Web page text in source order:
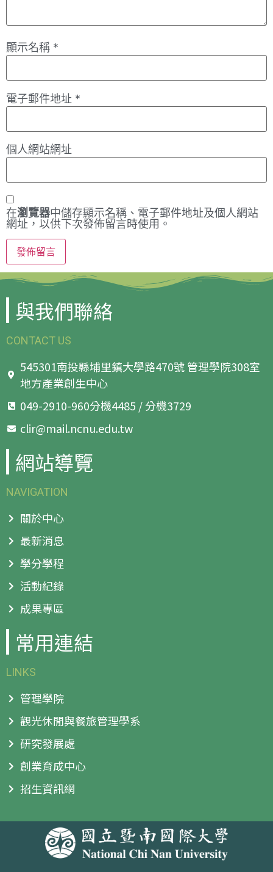
顯示名稱 *
電子郵件地址 *
個人網站網址
在瀏覽器中儲存顯示名稱、電子郵件地址及個人網站
網址，以供下次發佈留言時使用。
與我們聯絡
CONTACT US
545301南投縣埔里鎮大學路470號 管理學院308室
地方產業創生中心
049-2910-960分機4485 / 分機3729
clir@mail.ncnu.edu.tw
網站導覽
NAVIGATION
關於中心
最新消息
學分學程
活動紀錄
成果專區
常用連結
LINKS
管理學院
觀光休閒與餐旅管理學系
研究發展處
創業育成中心
招生資訊網